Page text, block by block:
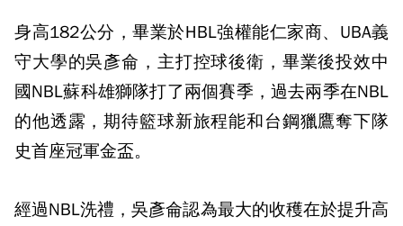
身高182公分，畢業於HBL強權能仁家商、UBA義
守大學的吳彥侖，主打控球後衛，畢業後投效中
國NBL蘇科雄獅隊打了兩個賽季，過去兩季在NBL
的他透露，期待籃球新旅程能和台鋼獵鷹奪下隊
史首座冠軍金盃。
經過NBL洗禮，吳彥侖認為最大的收穫在於提升高